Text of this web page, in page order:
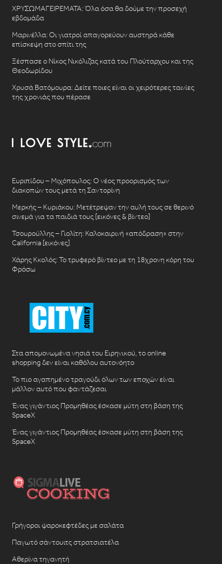
ΧΡΥΣΩΜΑΓΕΙΡΕΜΑΤΑ: Όλα όσα θα δούμε την προσεχή
εβδομάδα
Μαρινέλλα: Οι γιατροί απαγορεύουν αυστηρά κάθε
επίσκεψη στο σπίτι της
Ξέσπασε ο Νίκος Νικόλιζας κατά του Πλούταρχου και της
Θεοδωρίδου
Χρυσά Βατόμουρα: Δείτε ποιες είναι οι χειρότερες ταινίες
της χρονιάς που πέρασε
Ευριπίδου – Μιχόπουλος: Ο νέος προορισμός των
διακοπών τους μετά τη Σαντορίνη
Μερκής – Κυριάκου: Μετέτρεψαν την αυλή τους σε θερινό
σινεμά για τα παιδιά τους [εικόνες & βίντεο]
Τσουρούλλης – Γιολίτη: Καλοκαιρινή «απόδραση» στην
California [εικόνες]
Χάρης Κκολός: Το τρυφερό βίντεο με τη 18χρονη κόρη του
Φρόσω
Στα απομονωμένα νησιά του Ειρηνικού, το online
shopping δεν είναι καθόλου αυτονόητο
Το πιο αγαπημένο τραγούδι όλων των εποχών είναι
μάλλον αυτό που φαντάζεσαι
Ένας γιγάντιος Προμηθέας έσκασε μύτη στη βάση της
SpaceX
Ένας γιγάντιος Προμηθέας έσκασε μύτη στη βάση της
SpaceX
Γρήγοροι ψαροκεφτέδες με σαλάτα
Παγωτό σάντουιτς στρατσιατέλα
Αθερίνα τηγανητή